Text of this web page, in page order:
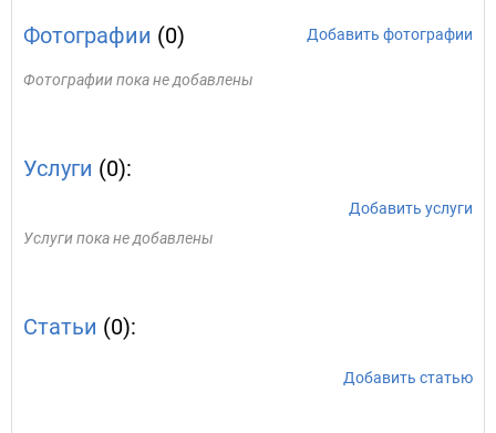
Фотографии (0) Добавить фотографии
Фотографии пока не добавлены
Услуги (0):
Добавить услуги
Услуги пока не добавлены
Статьи (0):
Добавить статью